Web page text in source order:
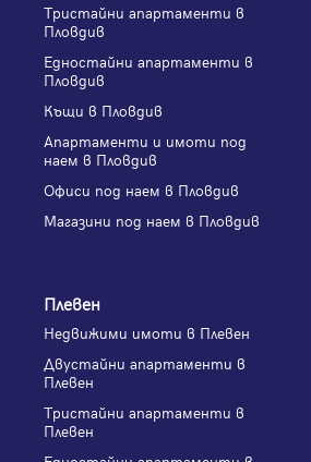
Тристайни апартаменти в
Пловдив
Едностайни апартаменти в
Пловдив
Къщи в Пловдив
Апартаменти и имоти под
наем в Пловдив
Офиси под наем в Пловдив
Магазини под наем в Пловдив
Плевен
Недвижими имоти в Плевен
Двустайни апартаменти в
Плевен
Тристайни апартаменти в
Плевен